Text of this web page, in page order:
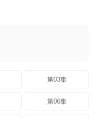
第03集
第06集